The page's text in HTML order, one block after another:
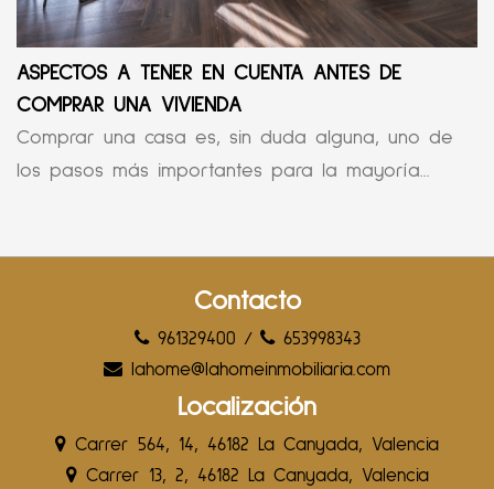
ASPECTOS A TENER EN CUENTA ANTES DE
COMPRAR UNA VIVIENDA
Comprar una casa es, sin duda alguna, uno de
los pasos más importantes para la mayoría...
Contacto
961329400 /
653998343
lahome@lahomeinmobiliaria.com
Localización
Carrer 564, 14, 46182 La Canyada, Valencia
Carrer 13, 2, 46182 La Canyada, Valencia